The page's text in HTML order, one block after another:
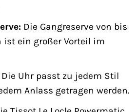
Die Gangreserve von bis
ist ein großer Vorteil im
Uhr passt zu jedem Stil
Anlass getragen werden.